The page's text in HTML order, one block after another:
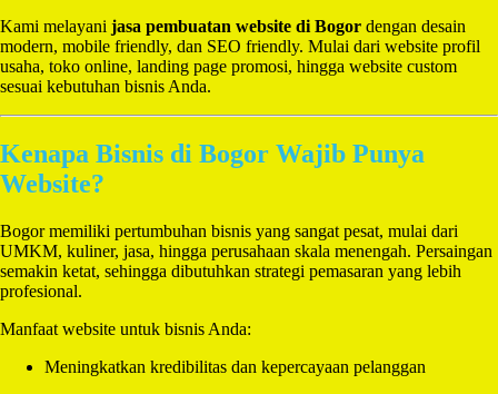
Kami melayani jasa pembuatan website di Bogor dengan desain
modern, mobile friendly, dan SEO friendly. Mulai dari website profil
usaha, toko online, landing page promosi, hingga website custom
sesuai kebutuhan bisnis Anda.
Kenapa Bisnis di Bogor Wajib Punya
Website?
Bogor memiliki pertumbuhan bisnis yang sangat pesat, mulai dari
UMKM, kuliner, jasa, hingga perusahaan skala menengah. Persaingan
semakin ketat, sehingga dibutuhkan strategi pemasaran yang lebih
profesional.
Manfaat website untuk bisnis Anda:
Meningkatkan kredibilitas dan kepercayaan pelanggan